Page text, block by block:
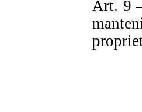
Art. 9